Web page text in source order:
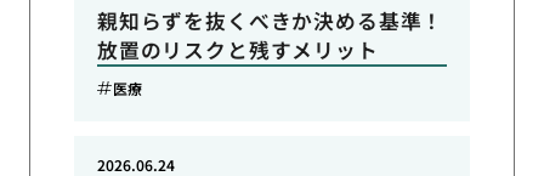
親知らずを抜くべきか決める基準！
放置のリスクと残すメリット
医療
2026.06.24